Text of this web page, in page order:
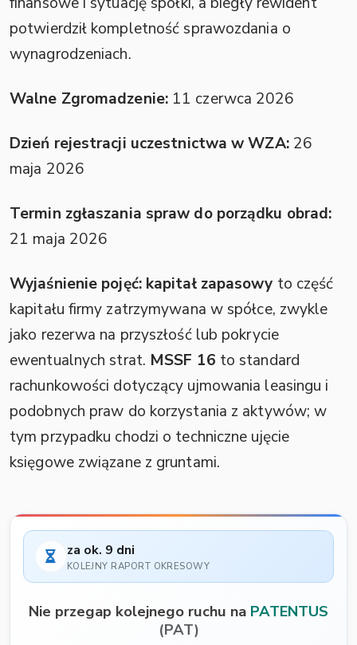
potwierdził kompletność sprawozdania o
wynagrodzeniach.
Walne Zgromadzenie:11 czerwca 2026
Dzień rejestracji uczestnictwa w WZA:26
maja 2026
Termin zgłaszania spraw do porządku obrad:
21 maja 2026
Wyjaśnienie pojęć: kapitał zapasowy to część
kapitału firmy zatrzymywana w spółce, zwykle
jako rezerwa na przyszłość lub pokrycie
ewentualnych strat. MSSF 16 to standard
rachunkowości dotyczący ujmowania leasingu i
podobnych praw do korzystania z aktywów; w
tym przypadku chodzi o techniczne ujęcie
księgowe związane z gruntami.
za ok. 9 dni
KOLEJNY RAPORT OKRESOWY
Nie przegap kolejnego ruchu na PATENTUS
(PAT)